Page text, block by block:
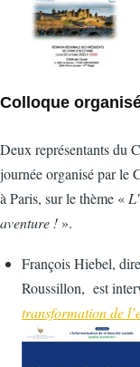
Colloque
Deux représentants du
journée organisé par le
à Paris, sur le thème «
aventure ! ».
François Hiebel,
Roussillon, est
transformation de